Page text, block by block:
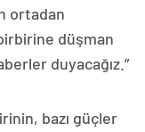
ortadan
düşman
duyacağız.”
bazı güçler